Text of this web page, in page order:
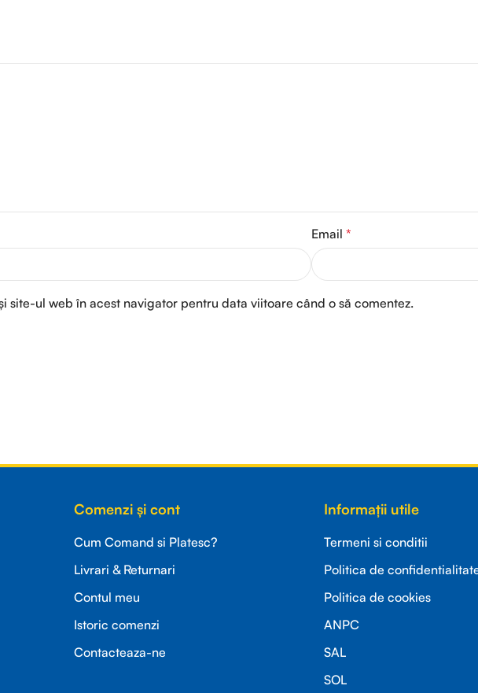
Email *
site-ul web în acest navigator pentru data viitoare când o să comentez.
Comenzi și cont
Cum Comand si Platesc?
Livrari & Returnari
Contul meu
Istoric comenzi
Contacteaza-ne
Informații utile
Termeni si conditii
Politica de
Politica de cookies
ANPC
SAL
SOL